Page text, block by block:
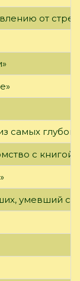
от
самых
с
умевший